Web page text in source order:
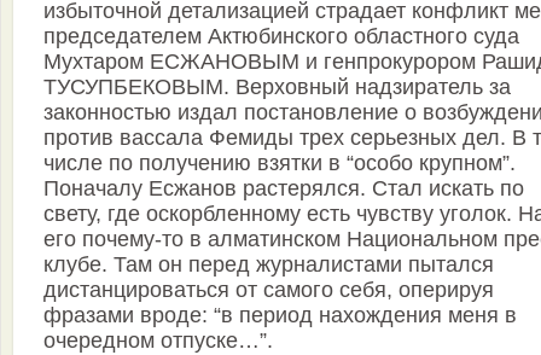
избыточной детализацией страдает конфликт
председателем Актюбинского областного суда
Мухтаром ЕСЖАНОВЫМ и генпрокурором
ТУСУПБЕКОВЫМ. Верховный надзиратель за
законностью издал постановление о
против вассала Фемиды трех серьезных дел. В
числе по получению взятки в “особо крупном”.
Поначалу Есжанов растерялся. Стал искать по
свету, где оскорбленному есть чувству уголок.
его почему-то в алматинском Национальном
клубе. Там он перед журналистами пытался
дистанцироваться от самого себя, оперируя
фразами вроде: “в период нахождения меня в
очередном отпуске…”.